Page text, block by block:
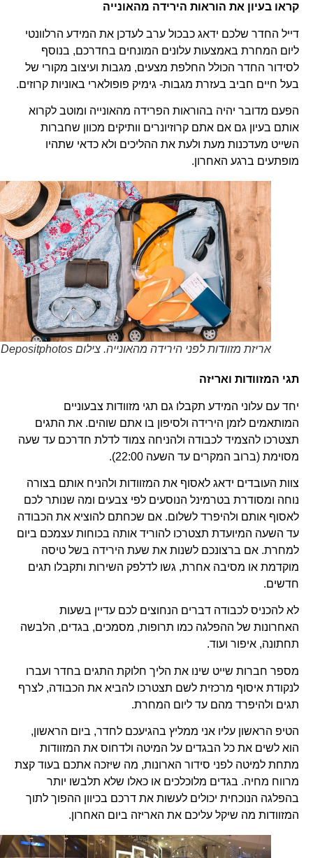
קראו בעיון את הוראות הירידה מהאונייה
דייל החדר שלכם ידאג כבכול ערב לעדכן את המידע הרלוונטי
ליום המחרת באמצעות עלונים המונחים בחדרכם, בנוסף
לסידור החדר הכולל החלפת מצעים, מגבות ועיצוב מקורי של
בעל חיים חביב בעזרת מגבות- גימיק פופולארי באוניות קרוזים.
הפעם מדובר יהיה בהוראות הפרידה מהאונייה ומוטב לקרוא
אותם בעיון גם אם אתם קרוזיונרים וותיקים מכוון שחברות
השייט מעדכנות מעת ולעת את ההליכים ולא כדאי שתהיו
מופתעים ברגע האחרון.
אריזת מזוודות לפני הירידה מהאונייה. צילום Depositphotos
תגי המזוודות ואריזה
יחד עם עלוני המידע תקבלו גם תגי מזוודות צבעוניים
המותאמים לזמן הירידה ולסיפון בו אתם שוהים. את התגים
תצטרכו להצמיד לכבודה ולהניחה צמוד לדלת חדרכם עד שעה
מסוימת (ברוב המקרים עד השעה 22:00).
צוות העובדים ידאג לאסוף את המזוודות ולהניח אותם בצורה
נוחה ומסודרת בטרמינל הנוסעים לפי צבעים ומה שנותר לכם
לאסוף אותם ולהיפרד לשלום. אם שכחתם להוציא את הכבודה
עד השעה המיועדת תצטרכו להוריד אותה בכוחות עצמכם ביום
למחרת. אם ברצונכם לשנות את שעת הירידה בשל טיסה
מוקדמת או מסיבה אחרת, גשו לדלפק השירות ותקבלו תגים
חדשים.
לא להכניס לכבודה דברים הנחוצים לכם עדיין בשעות
האחרונות של ההפלגה כמו תרופות, מסמכים, בגדים, הלבשה
תחתונה, איפור ועוד.
מספר חברות שייט שינו את הליך חלוקת התגים בחדר ועברו
לנקודת איסוף מרכזית לשם תצטרכו להביא את הכבודה, לצרף
תגים ולהיפרד מהם עד ליום המחרת.
הטיפ הראשון עליו אני ממליץ בהגיעכם לחדר, ביום הראשון,
הוא לשים את כל הבגדים על המיטה ולדחוס את המזוודות
מתחת למיטה לפני סידור הארונות, מה שיזכה אתכם בעוד קצת
מרווח מחיה. בגדים מלוכלכים או כאלו שלא תלבשו יותר
בהפלגה הנוכחית יכולים לעשות את דרכם בכיוון ההפוך לתוך
המזוודות מה שיקל עליכם את האריזה ביום האחרון.